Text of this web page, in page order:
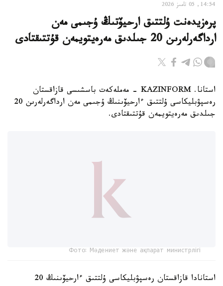
14:54, 05 تامىز 2026
پرەزيدەنت ۇلتتىق ارحيۆتىڭ ۇجىمى مەن
ارداگەرلەرىن 20 جىلدىق مەرەيتويمەن قۇتتىقتادى
استانا. KAZINFORM - مەملەكەت باسشىسى قازاقستان
رەسپۋبليكاسى ۇلتتىق ءارحيۆىنىڭ ۇجىمى مەن ارداگەرلەرىن 20
جىلدىق مەرەيتويمەن قۇتتىقتادى.